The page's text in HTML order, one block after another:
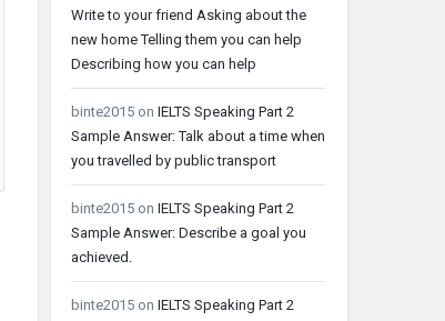
Write to your friend Asking about the
new home Telling them you can help
Describing how you can help
binte2015 on IELTS Speaking Part 2
Sample Answer: Talk about a time when
you travelled by public transport
binte2015 on IELTS Speaking Part 2
Sample Answer: Describe a goal you
achieved.
binte2015 on IELTS Speaking Part 2